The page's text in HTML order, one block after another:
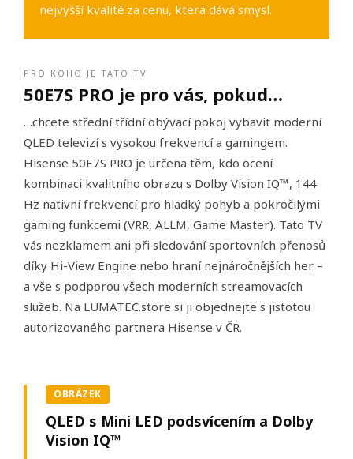
nejvyšší kvalitě za cenu, která dává smysl.
PRO KOHO JE TATO TV
50E7S PRO je pro vás, pokud…
…chcete střední třídní obývací pokoj vybavit moderní
QLED televizí s vysokou frekvencí a gamingem.
Hisense 50E7S PRO je určena těm, kdo ocení
kombinaci kvalitního obrazu s Dolby Vision IQ™, 144
Hz nativní frekvencí pro hladký pohyb a pokročilými
gaming funkcemi (VRR, ALLM, Game Master). Tato TV
vás nezklamem ani při sledování sportovních přenosů
díky Hi-View Engine nebo hraní nejnáročnějších her –
a vše s podporou všech moderních streamovacích
služeb. Na LUMATEC.store si ji objednejte s jistotou
autorizovaného partnera Hisense v ČR.
OBRÁZEK
QLED s Mini LED podsvícením a Dolby
Vision IQ™